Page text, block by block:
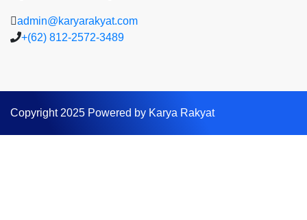
admin@karyarakyat.com
+(62) 812-2572-3489
Copyright 2025 Powered by Karya Rakyat